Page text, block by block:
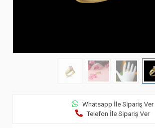
Whatsapp İle Sipariş Ver
Telefon İle Sipariş Ver